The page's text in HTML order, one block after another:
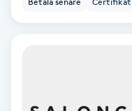
Balayage